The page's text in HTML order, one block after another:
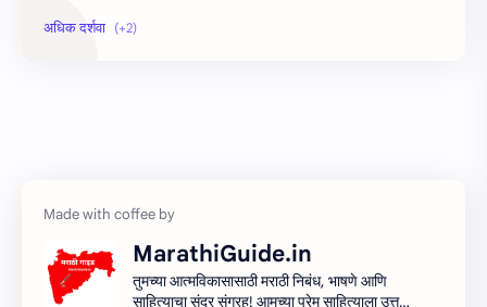
Information
MarathiGuide.in
तुमच्या आत्मविकासासाठी मराठी निबंध, भाषणे आणि
साहित्याचा सुंदर संग्रह! आमच्या प्रेम साहित्याला उत्तम